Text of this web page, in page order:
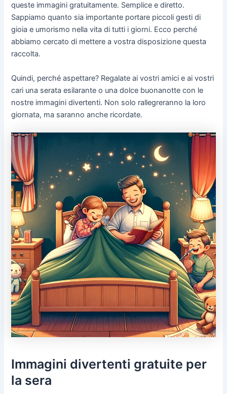
queste immagini gratuitamente. Semplice e diretto.
Sappiamo quanto sia importante portare piccoli gesti di
gioia e umorismo nella vita di tutti i giorni. Ecco perché
abbiamo cercato di mettere a vostra disposizione questa
raccolta.
Quindi, perché aspettare? Regalate ai vostri amici e ai vostri
cari una serata esilarante o una dolce buonanotte con le
nostre immagini divertenti. Non solo rallegreranno la loro
giornata, ma saranno anche ricordate.
Immagini divertenti gratuite per
la sera